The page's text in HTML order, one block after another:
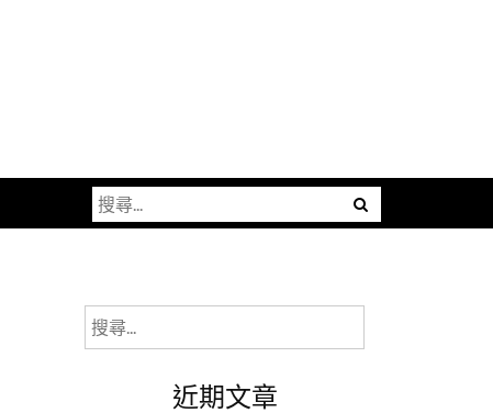
搜
尋
字:
搜
尋
近期文章